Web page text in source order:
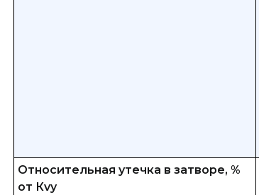
Относительная утечка в затворе, %
от Кvy